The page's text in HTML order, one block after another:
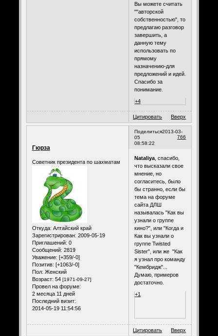
Вы можете считать
""авторской
собственностью", то
предлагаю разговор
завершить, а
данную тему
использовать по
прямому
назначению-для
предложений и идей.
Спасибо за
понимание.
+4
Цитировать Вверх
Поделиться
766
2013-03-
05
08:58:22
Гюрза
Советник президента по шахматам
Откуда: Алтайский край
Зарегистрирован: 2009-05-19
Приглашений: 0
Сообщений: 2819
Уважение: [+359/-0]
Позитив: [+1063/-0]
Пол: Женский
Возраст: 54 [1971-09-27]
Провел на форуме:
2 месяца 11 дней
Последний визит:
2014-05-19 11:54:56
Nataliya, спасибо,
что высказали свое
мнение, но
согласитесь, было
бы странно, если бы
тема на форуме
сайта ДЛШ
называлась "Как вы
узнали о группе
кино?", или "Когда и
Как вы узнали о
группе Twisted
Sister", или же "Как
я узнал про команду
"Кембридж"...
Думаю, примеров
достаточно.
+1
Цитировать Вверх